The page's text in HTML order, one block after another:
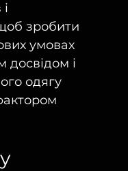
зробити
умовах
досвідом і
одягу